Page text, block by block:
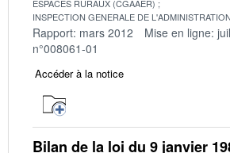
ESPACES RURAUX (CGAAER)
INSPECTION GENERALE DE
Rapport: mars 2012 Mise en ligne:
n°008061-01
Accéder à la notice
Bilan de la loi du 9 janvier